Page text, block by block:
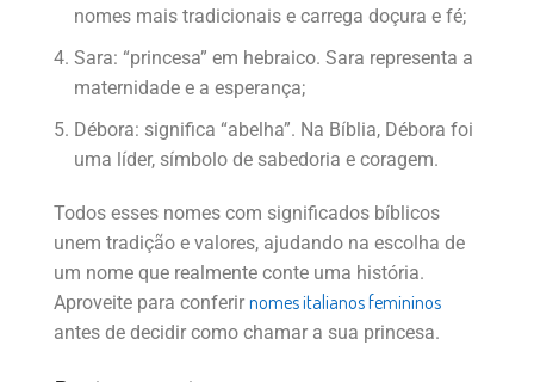
nomes mais tradicionais e carrega doçura e fé;
Sara: “princesa” em hebraico. Sara representa a
maternidade e a esperança;
Débora: significa “abelha”. Na Bíblia, Débora foi
uma líder, símbolo de sabedoria e coragem.
Todos esses nomes com significados bíblicos
unem tradição e valores, ajudando na escolha de
um nome que realmente conte uma história.
Aproveite para conferir nomes italianos femininos
antes de decidir como chamar a sua princesa.